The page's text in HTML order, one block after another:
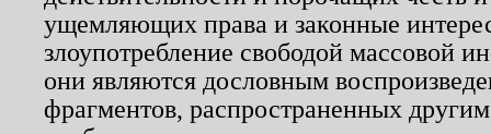
ущемляющих права и законные
злоупотребление свободой массовой
они являются дословным
фрагментов, распространенных